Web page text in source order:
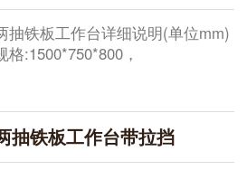
抽铁板工作台详细说明(单位mm)
格:1500*750*800，
由5mm原铁板+45mm高密度
+黑色pvc胶条机压成型，桌面承
1000KG，特
抽铁板工作台带拉挡